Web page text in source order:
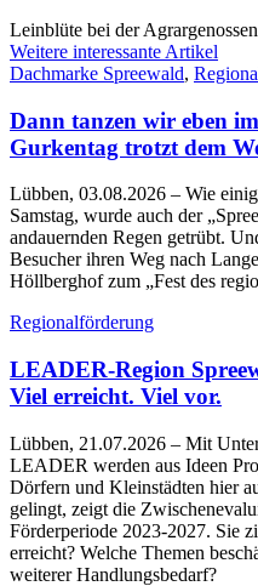
Leinblüte bei der
Weitere interessante Artikel
Dachmarke Spreewald,
Dann tanzen wir eben
Gurkentag trotzt dem
Lübben, 03.08.2026 – Wie
Samstag, wurde auch der
andauernden Regen getrübt.
Besucher ihren Weg nach
Höllberghof zum „Fest des
Regionalförderung
LEADER-Region
Viel erreicht. Viel vor.
Lübben, 21.07.2026 – Mit
LEADER werden aus Ideen
Dörfern und Kleinstädten hier
gelingt, zeigt die
Förderperiode 2023-2027. Sie
erreicht? Welche Themen
weiterer Handlungsbedarf?